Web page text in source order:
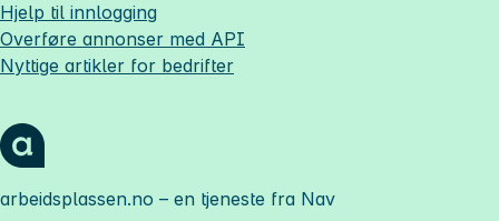
Hjelp til innlogging
Overføre annonser med API
Nyttige artikler for bedrifter
arbeidsplassen.no – en tjeneste fra Nav